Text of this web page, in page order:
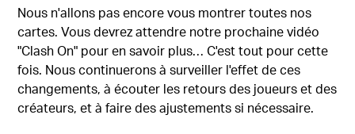
Nous n'allons pas encore vous montrer toutes nos
cartes. Vous devrez attendre notre prochaine vidéo
"Clash On" pour en savoir plus… C'est tout pour cette
fois. Nous continuerons à surveiller l'effet de ces
changements, à écouter les retours des joueurs et des
créateurs, et à faire des ajustements si nécessaire.